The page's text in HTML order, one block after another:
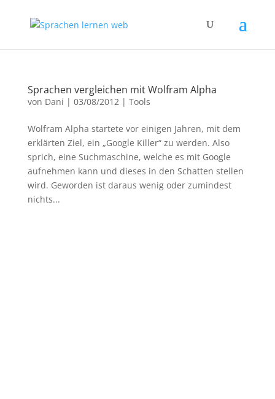
Sprachen vergleichen mit Wolfram Alpha
von Dani | 03/08/2012| Tools
Wolfram Alpha startete vor einigen Jahren, mit dem
erklärten Ziel, ein „Google Killer“ zu werden. Also
sprich, eine Suchmaschine, welche es mit Google
aufnehmen kann und dieses in den Schatten stellen
wird. Geworden ist daraus wenig oder zumindest
nichts...